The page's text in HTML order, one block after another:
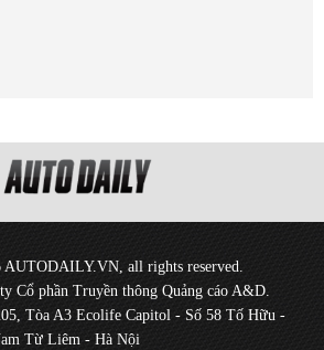
all rights reserved.
Cổ phần Truyền thông Quảng cáo A&D.
Tòa A3 Ecolife Capitol - Số 58 Tố Hữu -
Từ Liêm - Hà Nội